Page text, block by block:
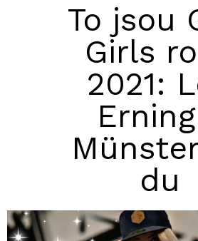
To jsou
Girls
2021:
du